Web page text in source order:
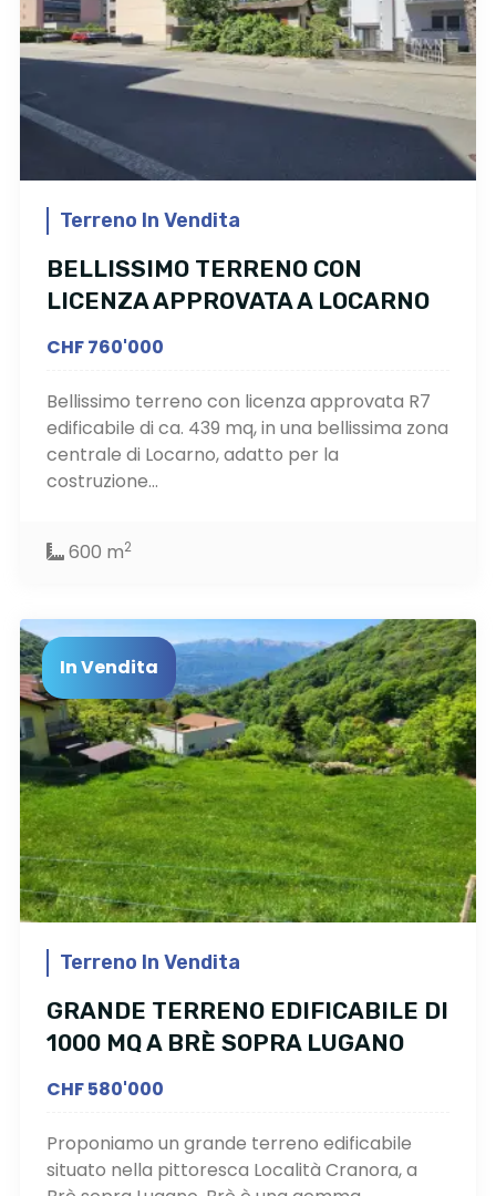
Terreno In Vendita
BELLISSIMO TERRENO CON
LICENZA APPROVATA A LOCARNO
CHF 760'000
Bellissimo terreno con licenza approvata R7
edificabile di ca. 439 mq, in una bellissima zona
centrale di Locarno, adatto per la
costruzione...
600 m2
In Vendita
Terreno In Vendita
GRANDE TERRENO EDIFICABILE DI
1000 MQ A BRÈ SOPRA LUGANO
CHF 580'000
Proponiamo un grande terreno edificabile
situato nella pittoresca Località Cranora, a